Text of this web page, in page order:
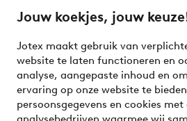
Jouw koekjes, jouw
Jotex maakt gebruik van
website te laten functioneren en
analyse, aangepaste inhoud en
ervaring op onze website te
persoonsgegevens en cookies
your wardrobe. Your next
Veilig betalen - Nu